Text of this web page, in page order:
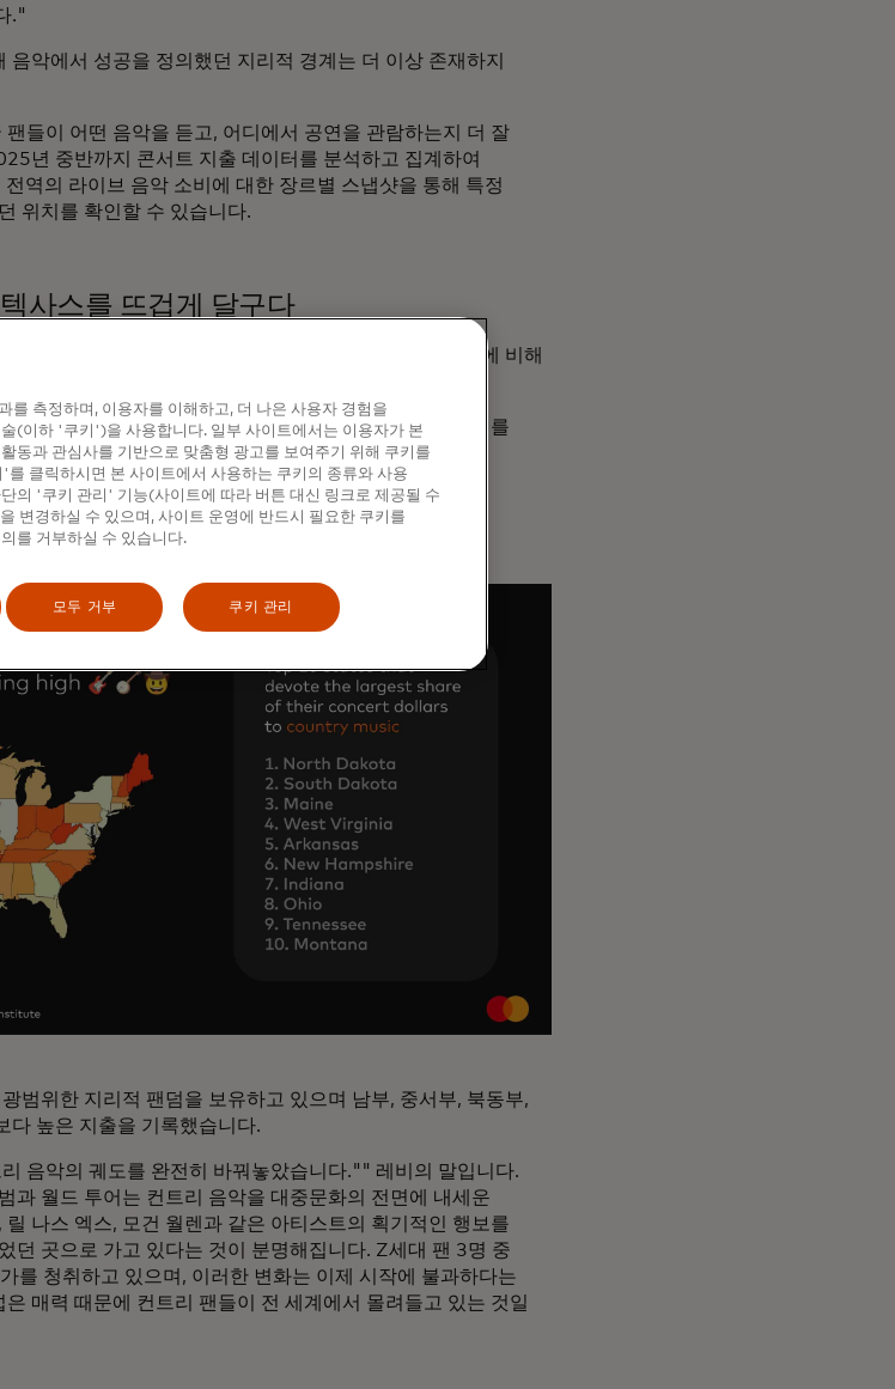
."
음악에서 성공을 정의했던 지리적 경계는 더 이상 존재하지
팬들이 어떤 음악을 듣고, 어디에서 공연을 관람하는지 더 잘
년 중반까지 콘서트 지출 데이터를 분석하고 집계하여
역의 라이브 음악 소비에 대한 장르별 스냅샷을 통해 특정
위치를 확인할 수 있습니다.
사스를 뜨겁게 달구다
한 팬들의 지출 비율이 48%(% )로 전국 평균인 32%(%)에 비해
선호도가 높은 것으로 나타났습니다.
텍사스주 엘파소로, 팬들은 라이브 음악 지출의 44%% 를
균인 9%% 를 상회하는 것으로 나타났습니다.
지평을 열다
범위한 지리적 팬덤을 보유하고 있으며 남부, 중서부, 북동부,
다 높은 지출을 기록했습니다.
음악의 궤도를 완전히 바꿔놓았습니다."" 레비의 말입니다.
과 월드 투어는 컨트리 음악을 대중문화의 전면에 내세운
나스 엑스, 모건 월렌과 같은 아티스트의 획기적인 행보를
던 곳으로 가고 있다는 것이 분명해집니다. Z세대 팬 3명 중
를 청취하고 있으며, 이러한 변화는 이제 시작에 불과하다는
매력 때문에 컨트리 팬들이 전 세계에서 몰려들고 있는 것일
를 측정하며, 이용자를 이해하고, 더 나은 사용자 경험을
(이하 '쿠키')을 사용합니다. 일부 사이트에서는 이용자가 본
동과 관심사를 기반으로 맞춤형 광고를 보여주기 위해 쿠키를
클릭하시면 본 사이트에서 사용하는 쿠키의 종류와 사용
의 '쿠키 관리' 기능(사이트에 따라 버튼 대신 링크로 제공될 수
변경하실 수 있으며, 사이트 운영에 반드시 필요한 쿠키를
를 거부하실 수 있습니다.
모두 거부 쿠키 관리